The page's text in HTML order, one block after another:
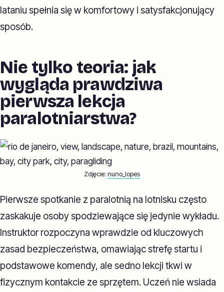
lataniu spełnia się w komfortowy i satysfakcjonujący
sposób.
Nie tylko teoria: jak
wygląda prawdziwa
pierwsza lekcja
paralotniarstwa?
Zdjęcie: nuno_lopes
Pierwsze spotkanie z paralotnią na lotnisku często
zaskakuje osoby spodziewające się jedynie wykładu.
Instruktor rozpoczyna wprawdzie od kluczowych
zasad bezpieczeństwa, omawiając strefę startu i
podstawowe komendy, ale sedno lekcji tkwi w
fizycznym kontakcie ze sprzętem. Uczeń nie wsiada